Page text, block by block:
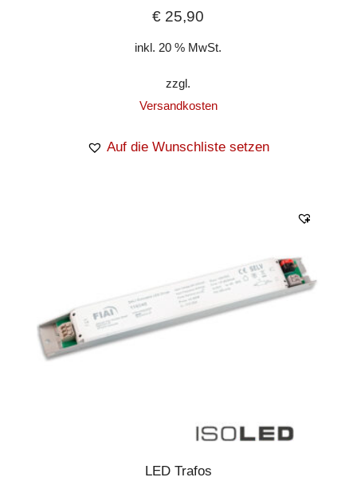
€ 25,90
inkl. 20 % MwSt.
zzgl.
Versandkosten
Auf die Wunschliste setzen
LED Trafos